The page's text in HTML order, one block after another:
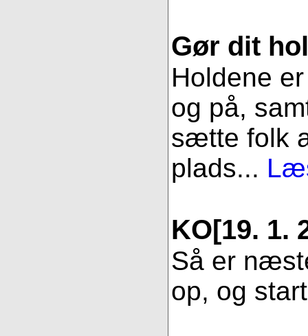
Gør dit
Holdene
og på,
sætte folk
plads...
KO[19. 1.
Så er
op, og